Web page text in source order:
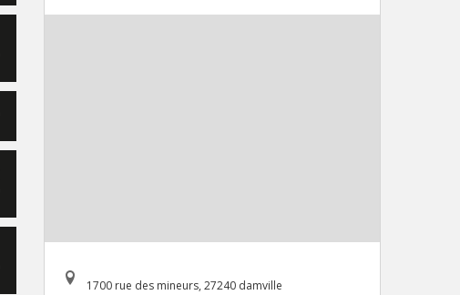
1700 rue des mineurs, 27240 damville